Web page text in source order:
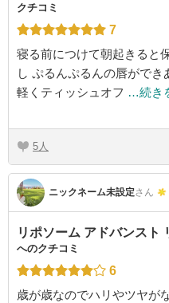
クチコミ
7
寝る前につけて朝起きると
し ぷるんぷるんの唇ができ
軽くティッシュオフ …続き
5
ニックネーム未設定さん
リポソーム アドバンスト
へのクチコミ
6
歳が歳なのでハリやツヤが